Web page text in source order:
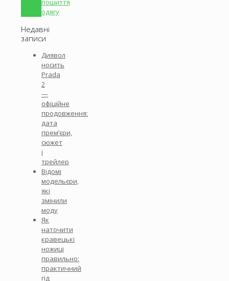
пошиття
одягу
Недавні
записи
Диявол
носить
Prada
2
—
офіційне
продовження:
дата
прем’єри,
сюжет
і
трейлер
Відомі
модельєри,
які
змінили
моду
Як
наточити
кравецькі
ножиці
правильно:
практичний
гід